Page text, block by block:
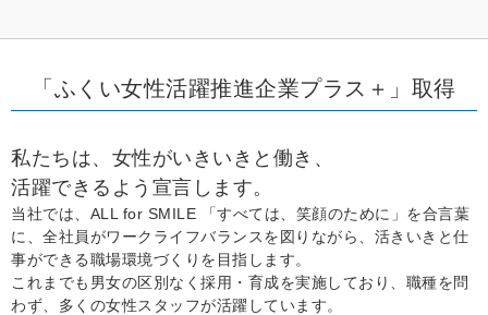
「ふくい女性活躍推進企業プラス＋」取得
私たちは、女性がいきいきと働き、
活躍できるよう宣言します。
当社では、ALL for SMILE 「すべては、笑顔のために」を合言葉
に、全社員がワークライフバランスを図りながら、活きいきと仕
事ができる職場環境づくりを目指します。
これまでも男女の区別なく採用・育成を実施しており、職種を問
わず、多くの女性スタッフが活躍しています。